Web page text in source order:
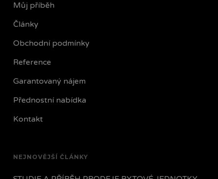
Můj příběh
Články
Obchodní podmínky
Reference
Garantovaný nájem
Přednostní nabídka
Kontakt
NEJNOVĚJŠÍ ČLÁNKY